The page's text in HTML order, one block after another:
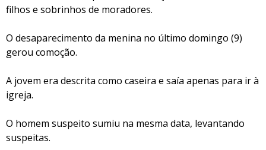
filhos e sobrinhos de moradores.
O desaparecimento da menina no último domingo (9)
gerou comoção.
A jovem era descrita como caseira e saía apenas para ir à
igreja.
O homem suspeito sumiu na mesma data, levantando
suspeitas.